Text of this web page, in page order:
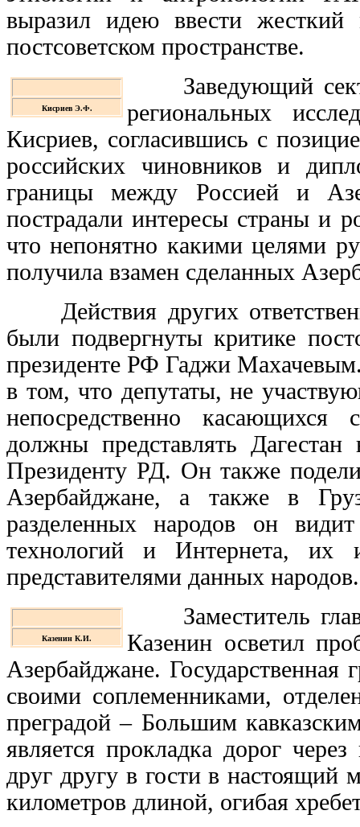
выразил идею ввести
постсоветском пространстве.
Кисриев Э.Ф.
Заведующий
региональных
Кисриев, согласившись с
российских чиновников и
границы между Россией и
пострадали интересы страны и
что непонятно какими целями
получила взамен сделанных
Действия других
были подвергнуты критике
президенте РФ Гаджи
в том, что депутаты, не
непосредственно касающихся
должны представлять
Президенту РД. Он также
Азербайджане, а также в
разделенных народов он
технологий и Интернета, их
представителями данных народов.
Казенин К.И.
Заместитель
Казенин осветил
Азербайджане. Государственная
своими соплеменниками,
преградой – Большим
является прокладка дорог
друг другу в гости в
километров длиной, огибая